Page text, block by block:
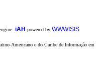
iAH powered by WWWISIS
Americano e do Caribe de Informação em